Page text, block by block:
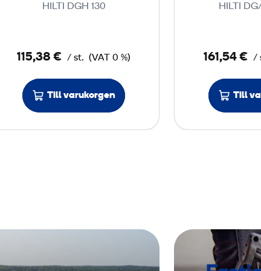
a
m
a
n
t
k
HILTI DGH 130
115,38 € / st. (VAT 0 %)
Till varukorgen
l
HILTI
161,54 € /
Till